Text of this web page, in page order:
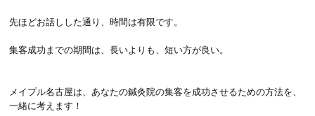
先ほどお話しした通り、時間は有限です。
集客成功までの期間は、長いよりも、短い方が良い。
メイプル名古屋は、あなたの鍼灸院の集客を成功させるための方法を、
一緒に考えます！